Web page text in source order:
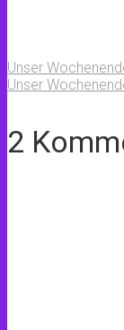
Unser
Unser
2